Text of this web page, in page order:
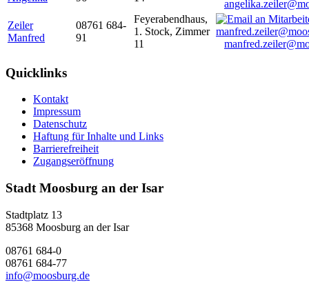
Zeiler
Manfred
08761 684-
91
Feyerabendhaus,
1. Stock, Zimmer
11
Quicklinks
Kontakt
Impressum
Datenschutz
Haftung für Inhalte und Links
Barrierefreiheit
Zugangseröffnung
Stadt Moosburg an der Isar
Stadtplatz 13
85368 Moosburg an der Isar
08761 684-0
08761 684-77
info@moosburg.de